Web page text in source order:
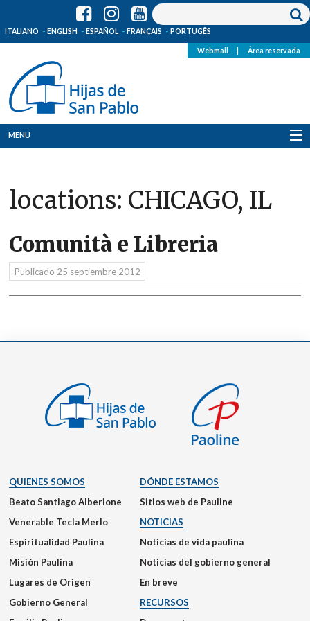
ITALIANO ENGLISH ESPAÑOL FRANÇAIS PORTUGÊS
Webmail Área reservada
MENU
Dónde estamos
Recursos
Media
locations: CHICAGO, IL
Comunità e Libreria
Publicado 25 septiembre 2012
QUIENES SOMOS
Beato Santiago Alberione
Venerable Tecla Merlo
Espiritualidad Paulina
Misión Paulina
Lugares de Origen
Gobierno General
DÓNDE ESTAMOS
Sitios web de Pauline
NOTICIAS
Noticias de vida paulina
Noticias del gobierno general
En breve
RECURSOS